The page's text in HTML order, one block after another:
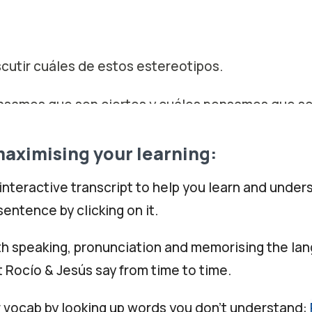
cuáles de estos estereotipos.
que son ciertos y cuáles pensamos que
empezar por un estereotipo del que hablamos
de las costumbres en la mesa,hablamos de
somos tardíos, somos tardones e
your learning:
transcript to help you learn and
by clicking on it.
speaking, pronunciation and memorising the
& Jesús say from time to time.
by looking up words you don't understand: